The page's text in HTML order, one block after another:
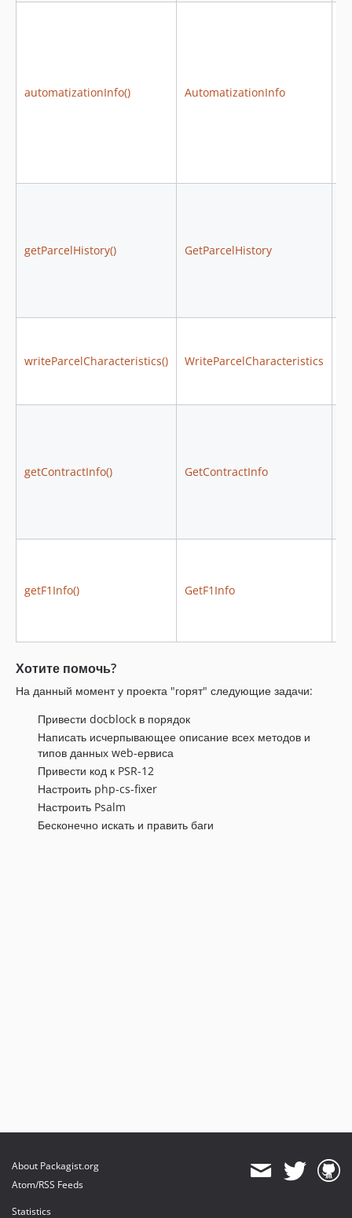
automatizationInfo() AutomatizationInfo
getParcelHistory() GetParcelHistory
writeParcelCharacteristics() WriteParcelCharacteristics
getContractInfo() GetContractInfo
getF1Info() GetF1Info
Хотите помочь?
На данный момент у проекта "горят" следующие задачи:
Привести docblock в порядок
Написать исчерпывающее описание всех методов и
типов данных web-ервиса
Привести код к PSR-12
Настроить php-cs-fixer
Настроить Psalm
Бесконечно искать и править баги
About Packagist.org
Atom/RSS Feeds
Statistics